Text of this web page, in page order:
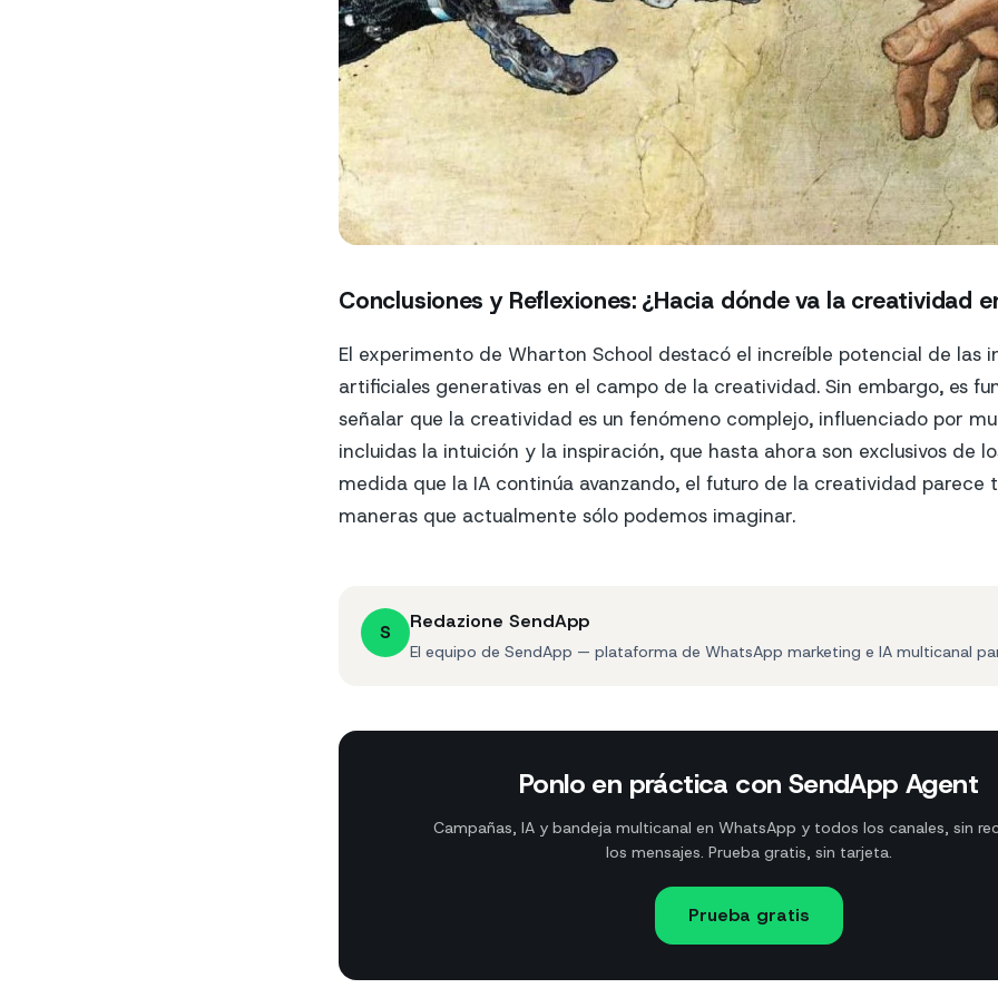
Conclusiones y Reflexiones: ¿Hacia dónde va la creatividad
El experimento de Wharton School destacó el increíble potencial de las
artificiales generativas en el campo de la creatividad. Sin embargo, es
señalar que la creatividad es un fenómeno complejo, influenciado por
incluidas la intuición y la inspiración, que hasta ahora son exclusivos de
medida que la IA continúa avanzando, el futuro de la creatividad parece
maneras que actualmente sólo podemos imaginar.
S Redazione SendApp
El equipo de SendApp — plataforma de WhatsApp marketing e IA multicanal
Ponlo en práctica con SendApp Agent
Campañas, IA y bandeja multicanal en WhatsApp y todos los canales, sin
los mensajes. Prueba gratis, sin tarjeta.
Prueba gratis